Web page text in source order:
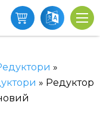
»
» Редуктор